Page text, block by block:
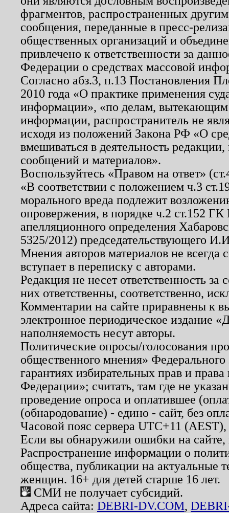
фрагментов, распространенных
сообщения, переданные в пресс-
общественных организаций и
привлечено к ответственности за
Федерации о средствах массовой
Согласно абз.3, п.13 Постановления
2010 года «О практике применения
информации», «по делам, вытекающим
информации, распространитель не
исходя из положений Закона РФ «О
вмешиваться в деятельность
сообщений и материалов».
Воспользуйтесь «Правом на ответ»
«В соответствии с положением ч.3
морального вреда подлежит
опровержения, в порядке ч.2 ст.152
апелляционного определения
5325/2012) председательствующего
Мнения авторов материалов не
вступает в переписку с авторами.
Редакция не несет ответственность
них ответственны, соответственно,
Комментарии на сайте приравнены к
электронное периодическое издание
наполняемость несут авторы.
Политические опросы/голосования
общественного мнения»
гарантиях избирательных прав и
Федерации»; считать, там где не
проведение опроса и оплатившее
(обнародование) - едино - сайт, без
Часовой пояс сервера UTC+11
Если вы обнаружили ошибки на
Распространение информации о
общества, публикации на актуальные
женщин. 16+ для детей старше 16 лет.
СМИ не получает субсидий.
Адреса сайта: DEBRI-DV.COM,